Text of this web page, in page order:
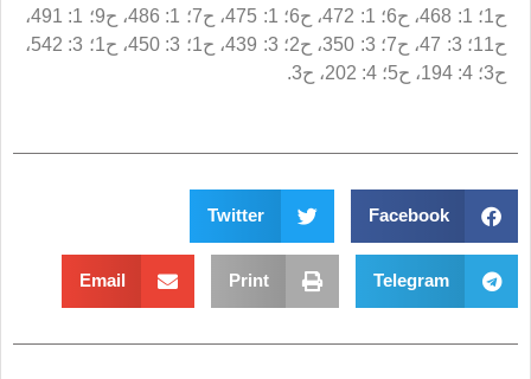
ح1؛ 1: 468، ح6؛ 1: 472، ح6؛ 1: 475، ح7؛ 1: 486، ح9؛ 1: 491،
ح11؛ 3: 47، ح7؛ 3: 350، ح2؛ 3: 439، ح1؛ 3: 450، ح1؛ 3: 542،
ح3؛ 4: 194، ح5؛ 4: 202، ح3.
Facebook
Twitter
Telegram
Print
Email